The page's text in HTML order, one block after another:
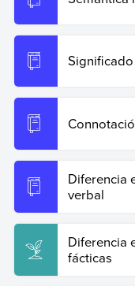
Diferencia
verbal
Diferencia
fácticas